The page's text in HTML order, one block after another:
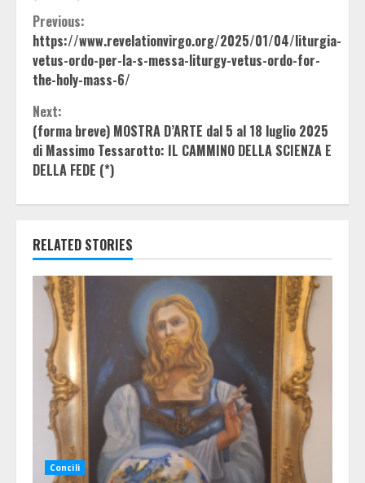
Continue
Reading
Previous:
https://www.revelationvirgo.org/2025/01/04/liturgia-
vetus-ordo-per-la-s-messa-liturgy-vetus-ordo-for-
the-holy-mass-6/
Next:
(forma breve) MOSTRA D’ARTE dal 5 al 18 luglio 2025
di Massimo Tessarotto: IL CAMMINO DELLA SCIENZA E
DELLA FEDE (*)
RELATED STORIES
Concili